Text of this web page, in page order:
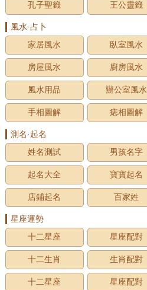
孔子聖籤 王公靈籤
風水·占卜
家居風水
臥室風水
房屋風水 廚房風水
風水用品 辦公室風水
手相圖解 痣相圖解
測名·起名
姓名測試
男孩名字
起名大全 寶寶起名
店鋪起名 百家姓
星座運勢
十二星座
星座配對
十二生肖 生肖配對
十二星座 星座配對